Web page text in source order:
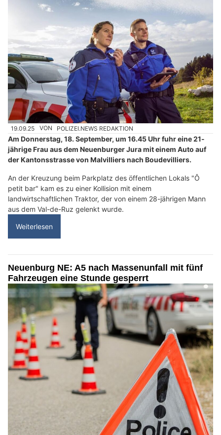
19.09.25 VON POLIZEI.NEWS REDAKTION
Am Donnerstag, 18. September, um 16.45 Uhr fuhr eine 21-
jährige Frau aus dem Neuenburger Jura mit einem Auto auf
der Kantonsstrasse von Malvilliers nach Boudevilliers.
An der Kreuzung beim Parkplatz des öffentlichen Lokals "Ô
petit bar" kam es zu einer Kollision mit einem
landwirtschaftlichen Traktor, der von einem 28-jährigen Mann
aus dem Val-de-Ruz gelenkt wurde.
Weiterlesen
Neuenburg NE: A5 nach Massenunfall mit fünf
Fahrzeugen eine Stunde gesperrt